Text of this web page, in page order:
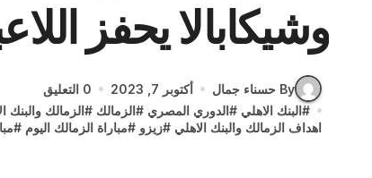
وشيكابالا يحفز
By حسناء جمال أكتوبر 7, 2023
0 التعليق
#البنك الاهلي #الدوري المصري #الزمالك #الزمالك والبنك
اهداف الزمالك والبنك الاهلي #زيزو #مباراة الزمالك اليوم #